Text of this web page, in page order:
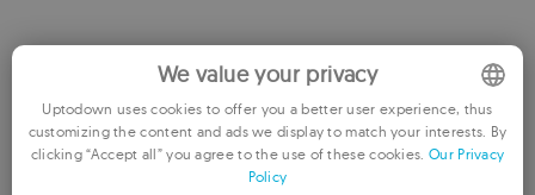
Ivacy VPN
عميل VPN قوي لنظام ويندوز
ENGLISH
We value your privacy
Uptodown uses cookies to offer you a better user experience, thus
customizing the content and ads we display to match your interests. By
clicking “Accept all” you agree to the use of these cookies. Our Privacy
Policy